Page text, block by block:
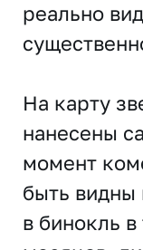
реально
На карту
нанесены
момент
быть
в бинокль